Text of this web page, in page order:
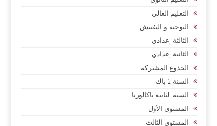
التعليم العالي
التوجيه و التفتيش
الثالثة إعدادي
الثانية إعدادي
الجذوع المشتركة
السنة 2 باك
السنة الثانية باكالوريا
المستوى الأول
المستوى الثالث